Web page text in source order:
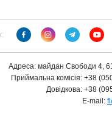
Адреса: майдан Свободи 4,
Приймальна комісія: +38
Довідкова: +38
E-mail: